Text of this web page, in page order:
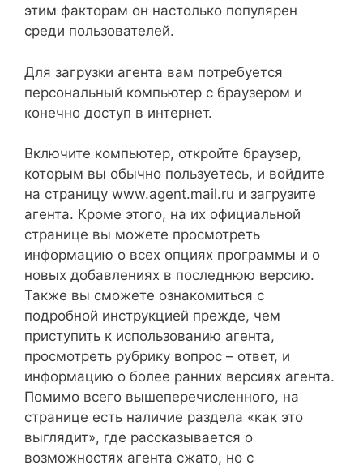
этим факторам он настолько популярен
среди пользователей.
Для загрузки агента вам потребуется
персональный компьютер с браузером и
конечно доступ в интернет.
Включите компьютер, откройте браузер,
которым вы обычно пользуетесь, и войдите
на страницу www.agent.mail.ru и загрузите
агента. Кроме этого, на их официальной
странице вы можете просмотреть
информацию о всех опциях программы и о
новых добавлениях в последнюю версию.
Также вы сможете ознакомиться с
подробной инструкцией прежде, чем
приступить к использованию агента,
просмотреть рубрику вопрос – ответ, и
информацию о более ранних версиях агента.
Помимо всего вышеперечисленного, на
странице есть наличие раздела «как это
выглядит», где рассказывается о
возможностях агента сжато, но с